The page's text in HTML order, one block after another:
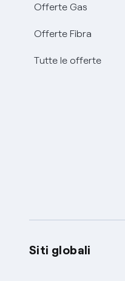
Offerte Gas
Offerte Fibra
Tutte le offerte
Siti globali